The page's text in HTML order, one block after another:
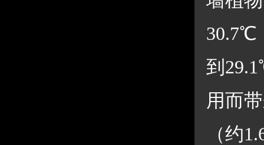
30.7℃
到
用而
（约